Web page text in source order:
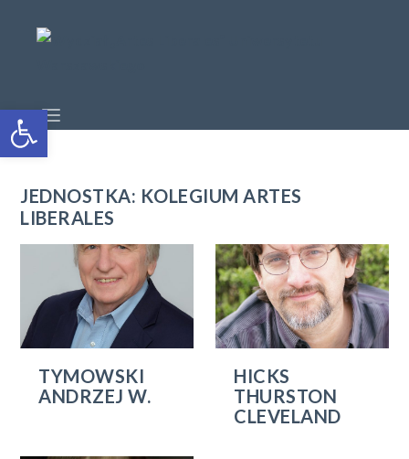
Open toolbar
JEDNOSTKA: KOLEGIUM ARTES
LIBERALES
TYMOWSKI
ANDRZEJ W.
HICKS
THURSTON
CLEVELAND